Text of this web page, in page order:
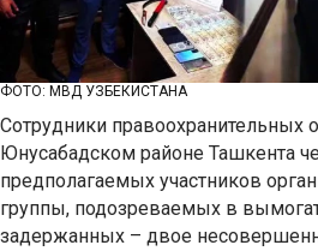
ФОТО: МВД УЗБЕКИСТАНА
Сотрудники правоохранительных
Юнусабадском районе Ташкента
предполагаемых участников
группы, подозреваемых в
задержанных – двое